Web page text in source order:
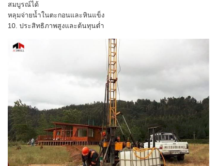
สมบูรณ์ได้
หลุมจ่ายน้ำในตะกอนและหินแข็ง
10. ประสิทธิภาพสูงและต้นทุนต่ำ